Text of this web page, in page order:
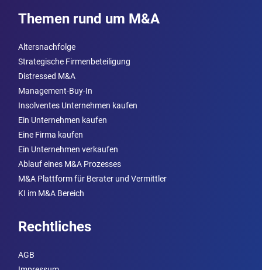
Themen rund um M&A
Altersnachfolge
Strategische Firmenbeteiligung
Distressed M&A
Management-Buy-In
Insolventes Unternehmen kaufen
Ein Unternehmen kaufen
Eine Firma kaufen
Ein Unternehmen verkaufen
Ablauf eines M&A Prozesses
M&A Plattform für Berater und Vermittler
KI im M&A Bereich
Rechtliches
AGB